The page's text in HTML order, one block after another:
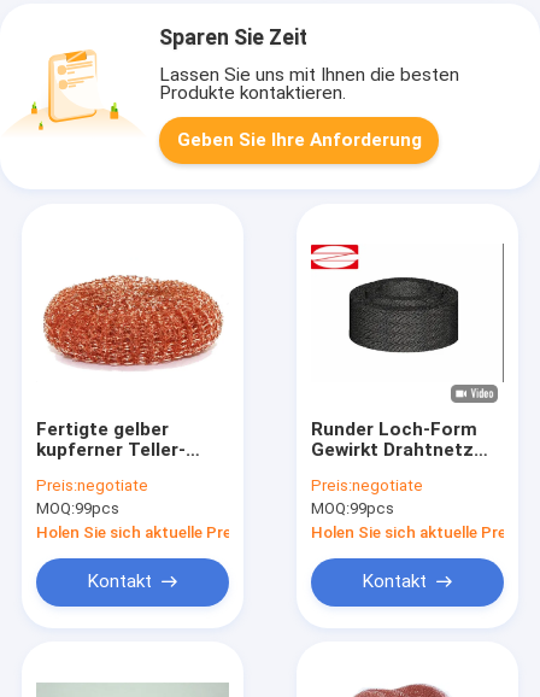
Sparen Sie Zeit
Lassen Sie uns mit Ihnen die besten
Produkte kontaktieren.
Geben Sie Ihre Anforderung
Fertigte gelber
kupferner Teller-
starke Küchen-
Geräte besonders an
Preis:negotiate
MOQ:99pcs
Holen Sie sich aktuelle Preis
Kontakt
Runder Loch-Form
Gewirkt Drahtnetz
Industrie 14mm
Durchmesser
Preis:negotiate
MOQ:99pcs
Holen Sie sich aktuelle Preis
Kontakt